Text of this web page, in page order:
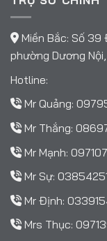
Miền Bắc: Số 39
phường Dương Nội,
Hotline:
Mr Quảng:
Mr Thắng:
Mr Mạnh:
Mr Sự:
Mr Định:
Mrs Thục: